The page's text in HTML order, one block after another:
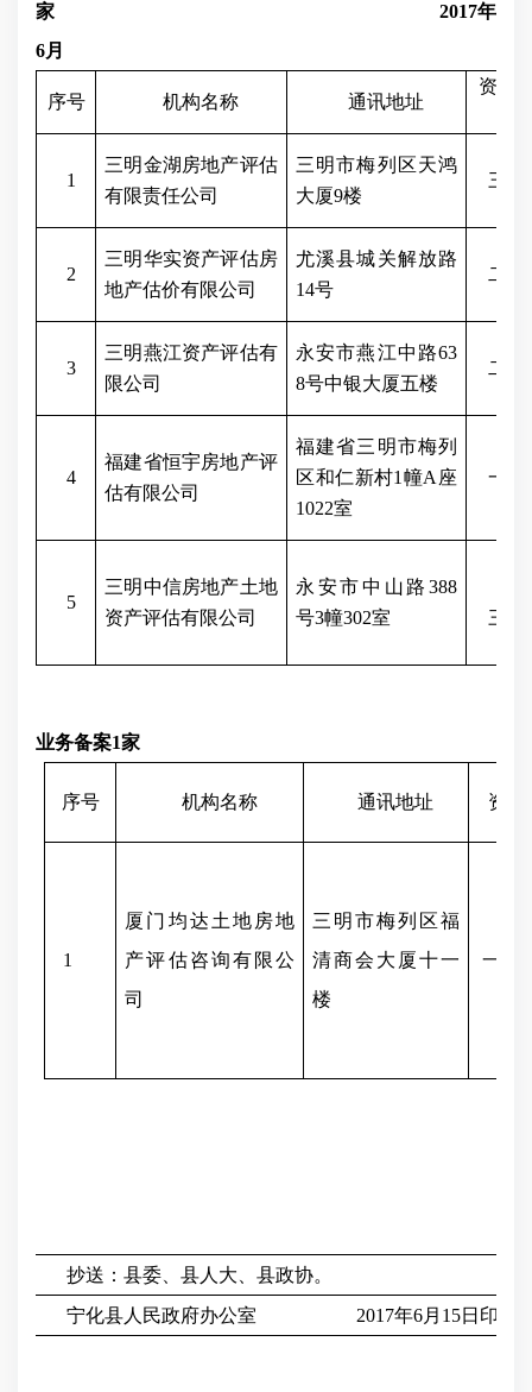
家
2017年
6月
序号 机构名称 通讯地址
资质
1
三明金湖房地产评估
有限责任公司
三明市梅列区天鸿
大厦9楼
三级
2
三明华实资产评估房
地产估价有限公司
尤溪县城关解放路
14号
二级
3
三明燕江资产评估有
限公司
永安市燕江中路63
8号中银大厦五楼
二级
4
福建省恒宇房地产评
估有限公司
福建省三明市梅列
区和仁新村1幢A座
1022室
一级
5
三明中信房地产土地
资产评估有限公司
永安市中山路388
号3幢302室
三级
业务备案1家
序号 机构名称 通讯地址 资质
1
厦门均达土地房地
产评估咨询有限公
司
三明市梅列区福
清商会大厦十一
楼
一级
抄送：县委、县人大、县政协。
宁化县人民政府办公室 2017年6月15日印发